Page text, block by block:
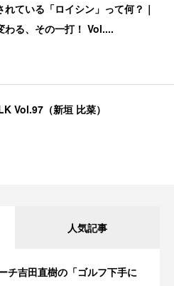
れている「ロイシン」って何？｜
わる、その一打！ Vol....
Vol.97（新垣 比菜）
人気記事
チ吉田直樹の「ゴルフ下手に